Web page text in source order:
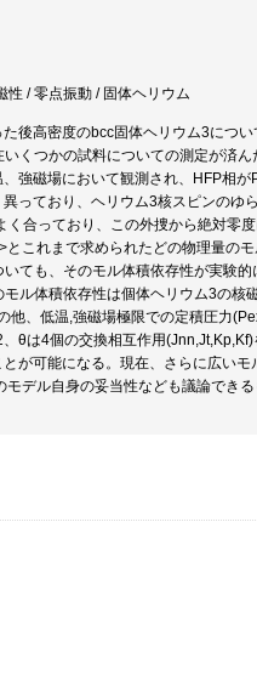
性 / 零点振動 / 固体ヘリウム
後高密度のbcc固体ヘリウム3につ
くつかの試料についての測定が済
強磁場において観測され、HFP相
っており、ヘリウム3核スピンのゆ
合っており、この外捜から絶対零
これまで求められたどの物理量の
ても、そのモル体積依存性が実験
ル体積依存性は個体ヘリウム3の核
、低温,強磁場極限での定積圧力
θは4個の交換相互作用
が可能になる。現在、さらに広い
デル自身の妥当性なども議論できる